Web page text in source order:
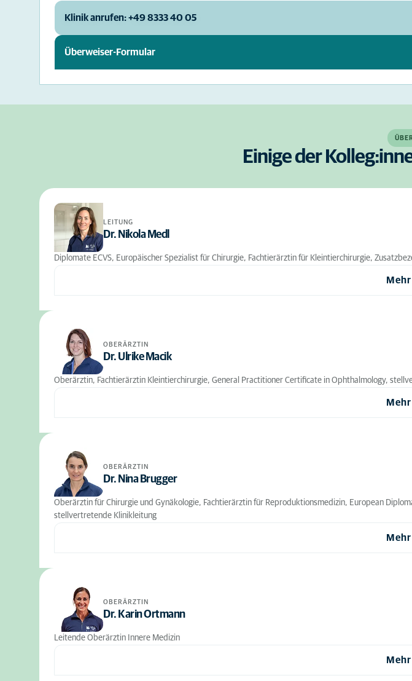
Klinik anrufen: +49 8333 40 05
Überweiser-Formular
Einige der
LEITUNG
Dr. Nikola Medl
Diplomate ECVS, Europäischer Spezialist für Chirurgie, Fachtierärztin für Kleintierchirurgie,
OBERÄRZTIN
Dr. Ulrike Macik
Oberärztin, Fachtierärztin Kleintierchirurgie, General Practitioner Certificate in Ophthalmology,
OBERÄRZTIN
Dr. Nina Brugger
Oberärztin für Chirurgie und Gynäkologie, Fachtierärztin für Reproduktionsmedizin, European
stellvertretende Klinikleitung
OBERÄRZTIN
Dr. Karin Ortmann
Leitende Oberärztin Innere Medizin